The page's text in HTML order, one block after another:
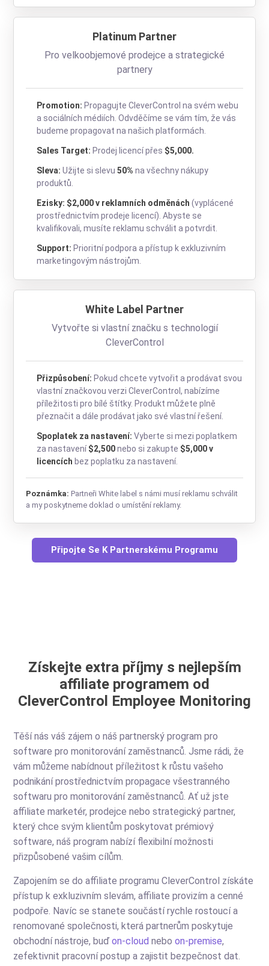
Platinum Partner
Pro velkoobjemové prodejce a strategické
partnery
Promotion: Propagujte CleverControl na svém webu
a sociálních médiích. Odvděčíme se vám tím, že vás
budeme propagovat na našich platformách.
Sales Target: Prodej licencí přes $5,000.
Sleva: Užijte si slevu50% na všechny nákupy
produktů.
Ezisky: $2,000 v reklamních odměnách (vyplácené
prostřednictvím prodeje licencí). Abyste se
kvalifikovali, musíte reklamu schválit a potvrdit.
Support: Prioritní podpora a přístup k exkluzivním
marketingovým nástrojům.
White Label Partner
Vytvořte si vlastní značku s technologií
CleverControl
Přizpůsobení: Pokud chcete vytvořit a prodávat svou
vlastní značkovou verzi CleverControl, nabízíme
příležitosti pro bílé štítky. Produkt můžete plně
přeznačit a dále prodávat jako své vlastní řešení.
Spoplatek za nastavení: Vyberte si mezi poplatkem
za nastavení$2,500nebo si zakupte $5,000 v
licencích bez poplatku za nastavení.
Poznámka: Partneři White label s námi musí reklamu schválit
a my poskytneme doklad o umístění reklamy.
Připojte Se K Partnerskému Programu
Získejte extra příjmy s nejlepším
affiliate programem od
CleverControl Employee Monitoring
Těší nás váš zájem o náš partnerský program pro
software pro monitorování zaměstnanců. Jsme rádi, že
vám můžeme nabídnout příležitost k růstu vašeho
podnikání prostřednictvím propagace všestranného
softwaru pro monitorování zaměstnanců. Ať už jste
affiliate marketér, prodejce nebo strategický partner,
který chce svým klientům poskytovat prémiový
software, náš program nabízí flexibilní možnosti
přizpůsobené vašim cílům.
Zapojením se do affiliate programu CleverControl získáte
přístup k exkluzivním slevám, affiliate provizím a cenné
podpoře. Navíc se stanete součástí rychle rostoucí a
renomované společnosti, která partnerům poskytuje
obchodní nástroje, buďon-cloud neboon-premise,
zefektivnit pracovní postup a zajistit bezpečnost dat.